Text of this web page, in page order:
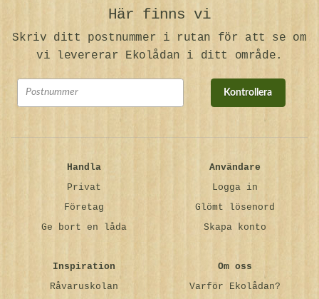
Här finns vi
Skriv ditt postnummer i rutan för att se om
vi levererar Ekolådan i ditt område.
Kontrollera
Handla
Privat
Företag
Ge bort en låda
Användare
Logga in
Glömt lösenord
Skapa konto
Inspiration
Råvaruskolan
Om oss
Varför Ekolådan?